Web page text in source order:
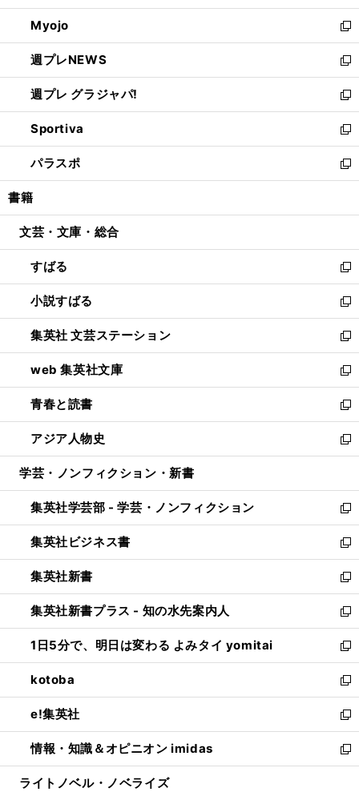
開
く
ウ
で
開
く
ン
ド
ウ
で
開
く
ウ
ィ
ン
ド
ウ
で
開
く
Myojo
新
し
い
ウ
ィ
ン
ド
ウ
で
開
週プレNEWS
新
し
い
ウ
ィ
ン
ド
ウ
開
週プレ グラジャパ!
新
し
い
ウ
ィ
ン
ウ
開
く
Sportiva
新
し
い
ウ
ン
ウ
で
開
く
パラスポ
新
し
ウ
ン
ド
ウ
で
開
く
書籍
文芸・文庫・総合
すばる
新
し
い
ウ
ィ
ン
ド
ウ
で
開
く
小説すばる
新
し
い
ウ
ィ
ン
ド
ウ
で
開
集英社 文芸ステーション
新
し
い
ウ
ィ
ン
ド
ウ
開
く
web 集英社文庫
新
し
い
ウ
ィ
ン
ウ
で
開
く
青春と読書
新
し
い
ウ
ン
ド
ウ
で
開
く
アジア人物史
新
し
ウ
ィ
ン
ド
ウ
で
開
く
学芸・ノンフィクション・新書
集英社学芸部 - 学芸・ノンフィクション
新
し
い
ウ
ィ
ン
ド
ウ
で
開
く
集英社ビジネス書
新
し
い
ウ
ィ
ン
ド
ウ
で
開
く
集英社新書
新
し
い
ウ
ィ
ン
ド
ウ
で
開
く
集英社新書プラス - 知の水先案内人
新
し
い
ウ
ィ
ン
ド
ウ
で
開
1日5分で、明日は変わる よみタイ yomitai
新
し
い
ウ
ィ
ン
ド
ウ
kotoba
新
し
い
ウ
ィ
ン
e!集英社
新
し
い
ウ
情報・知識＆オピニオン imidas
新
し
ライトノベル・ノベライズ